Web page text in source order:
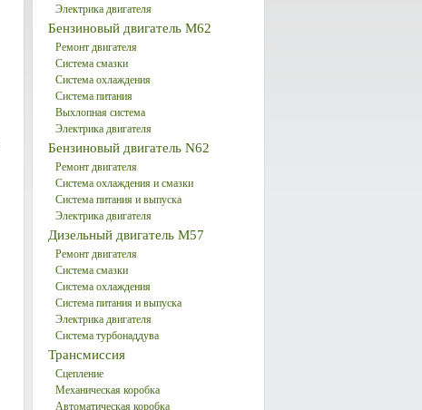
Электрика двигателя
Бензиновый двигатель M62
Ремонт двигателя
Система смазки
Система охлаждения
Система питания
Выхлопная система
Электрика двигателя
Бензиновый двигатель N62
Ремонт двигателя
Система охлаждения и смазки
Система питания и выпуска
Электрика двигателя
Дизельный двигатель М57
Ремонт двигателя
Система смазки
Система охлаждения
Система питания и выпуска
Электрика двигателя
Система турбонаддува
Трансмиссия
Сцепление
Механическая коробка
Автоматическая коробка